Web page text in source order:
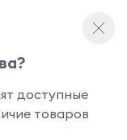
доступные
товаров